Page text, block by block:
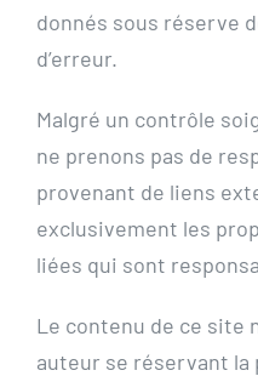
donnés sous réserve
d’erreur.
Malgré un contrôle
ne prenons pas de
provenant de liens
exclusivement les
liées qui sont
Le contenu de ce site
auteur se réservant